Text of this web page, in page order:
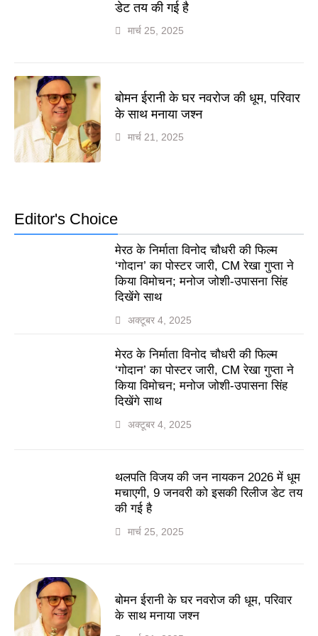
डेट तय की गई है
मार्च 25, 2025
बोमन ईरानी के घर नवरोज की धूम, परिवार
के साथ मनाया जश्न
मार्च 21, 2025
Editor's Choice
मेरठ के निर्माता विनोद चौधरी की फिल्म
‘गोदान’ का पोस्टर जारी, CM रेखा गुप्ता ने
किया विमोचन; मनोज जोशी-उपासना सिंह
दिखेंगे साथ
अक्टूबर 4, 2025
मेरठ के निर्माता विनोद चौधरी की फिल्म
‘गोदान’ का पोस्टर जारी, CM रेखा गुप्ता ने
किया विमोचन; मनोज जोशी-उपासना सिंह
दिखेंगे साथ
अक्टूबर 4, 2025
थलपति विजय की जन नायकन 2026 में धूम
मचाएगी, 9 जनवरी को इसकी रिलीज डेट तय
की गई है
मार्च 25, 2025
बोमन ईरानी के घर नवरोज की धूम, परिवार
के साथ मनाया जश्न